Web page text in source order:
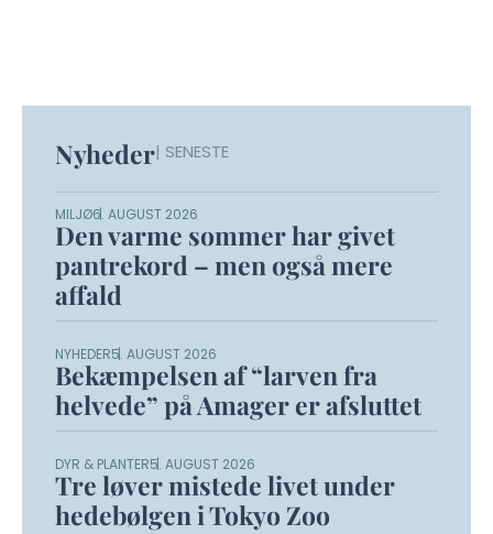
Nyheder| SENESTE
MILJØ6. AUGUST 2026
Den varme sommer har givet
pantrekord – men også mere
affald
NYHEDER5. AUGUST 2026
Bekæmpelsen af “larven fra
helvede” på Amager er afsluttet
DYR & PLANTER5. AUGUST 2026
Tre løver mistede livet under
hedebølgen i Tokyo Zoo